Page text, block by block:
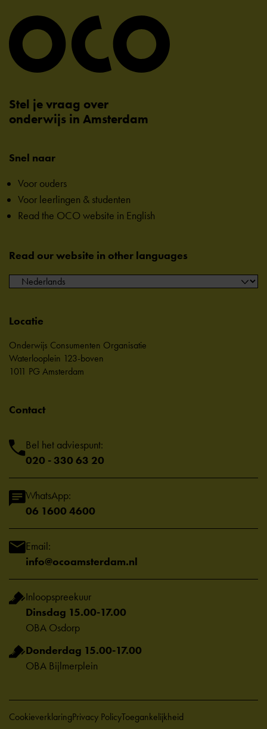
Stel je vraag over
onderwijs in Amsterdam
Snel naar
Voor ouders
Voor leerlingen & studenten
Read the OCO website in English
Read our website in other languages
Locatie
Onderwijs Consumenten Organisatie
Waterlooplein 123-boven
1011 PG Amsterdam
Contact
Bel het adviespunt:
020 - 330 63 20
WhatsApp:
06 1600 4600
Email:
info@ocoamsterdam.nl
Inloopspreekuur
Dinsdag 15.00-17.00
OBA Osdorp
Donderdag 15.00-17.00
OBA Bijlmerplein
CookieverklaringPrivacy PolicyToegankelijkheid